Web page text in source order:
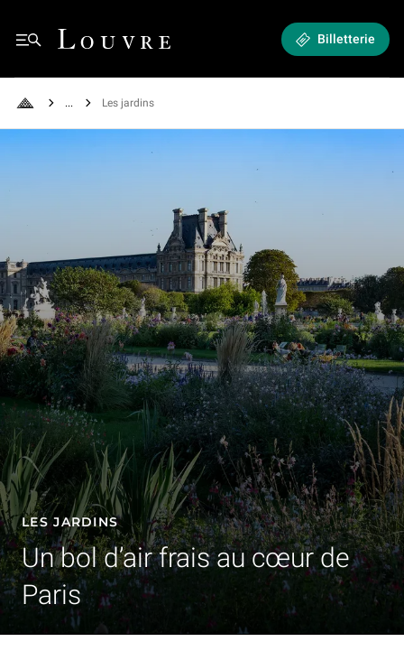
Louvre - Retour à l'accueil
Billetterie
Retour à l'accueil
See all breadcrumbs
Les jardins
LES JARDINS
Un bol d’air frais au cœur de
Paris
Découvrir | Les jardins